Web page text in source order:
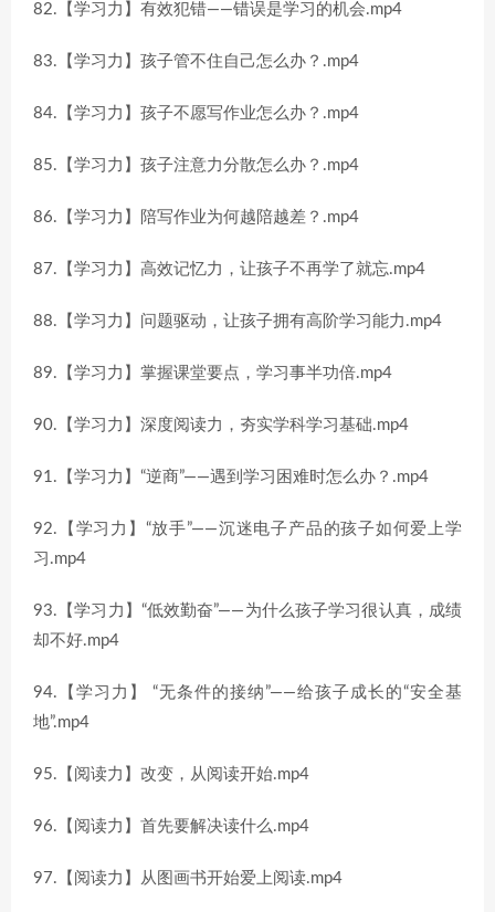
82.【学习力】有效犯错——错误是学习的机会.mp4
83.【学习力】孩子管不住自己怎么办？.mp4
84.【学习力】孩子不愿写作业怎么办？.mp4
85.【学习力】孩子注意力分散怎么办？.mp4
86.【学习力】陪写作业为何越陪越差？.mp4
87.【学习力】高效记忆力，让孩子不再学了就忘.mp4
88.【学习力】问题驱动，让孩子拥有高阶学习能力.mp4
89.【学习力】掌握课堂要点，学习事半功倍.mp4
90.【学习力】深度阅读力，夯实学科学习基础.mp4
91.【学习力】“逆商”——遇到学习困难时怎么办？.mp4
92.【学习力】“放手”——沉迷电子产品的孩子如何爱上学
习.mp4
93.【学习力】“低效勤奋”——为什么孩子学习很认真，成绩
却不好.mp4
94.【学习力】 “无条件的接纳”——给孩子成长的“安全基
地”.mp4
95.【阅读力】改变，从阅读开始.mp4
96.【阅读力】首先要解决读什么.mp4
97.【阅读力】从图画书开始爱上阅读.mp4